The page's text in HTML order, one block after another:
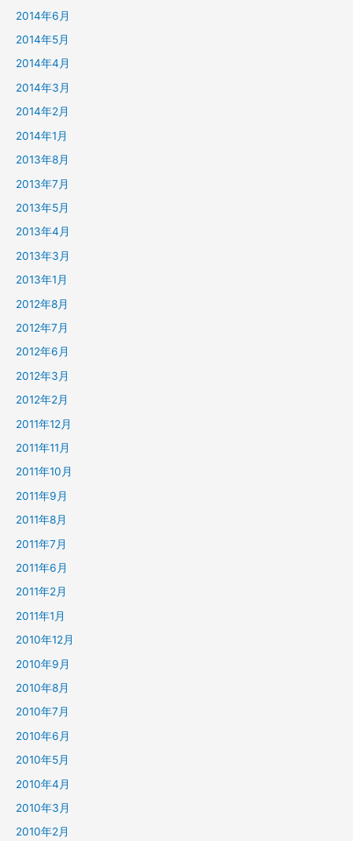
2014年6月
2014年5月
2014年4月
2014年3月
2014年2月
2014年1月
2013年8月
2013年7月
2013年5月
2013年4月
2013年3月
2013年1月
2012年8月
2012年7月
2012年6月
2012年3月
2012年2月
2011年12月
2011年11月
2011年10月
2011年9月
2011年8月
2011年7月
2011年6月
2011年2月
2011年1月
2010年12月
2010年9月
2010年8月
2010年7月
2010年6月
2010年5月
2010年4月
2010年3月
2010年2月